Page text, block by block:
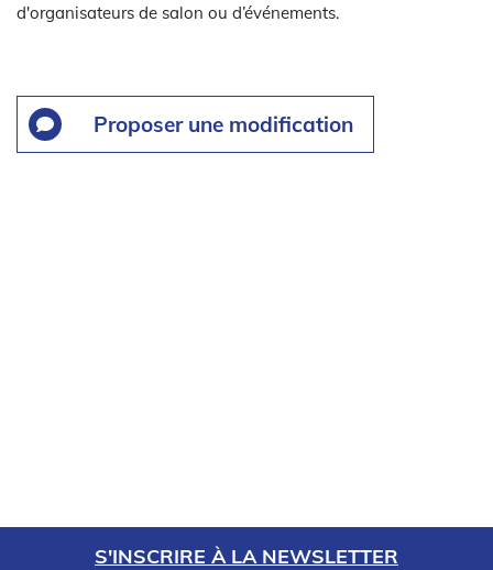
d'organisateurs de salon ou d’événements.
Proposer une modification
S'INSCRIRE À LA NEWSLETTER